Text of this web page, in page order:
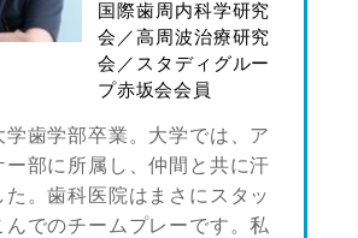
国際歯周内科学研究
会／高周波治療研究
会／スタディグルー
プ赤坂会会員
学歯学部卒業。大学では、ア
ー部に所属し、仲間と共に汗
た。歯科医院はまさにスタッ
んでのチームプレーです。私